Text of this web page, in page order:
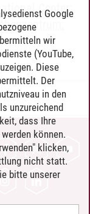
Center:
Google
wir
(YouTube,
Diese
Der
in den
unzureichend
dass Ihre
können.
klicken,
nicht statt.
bitte unserer